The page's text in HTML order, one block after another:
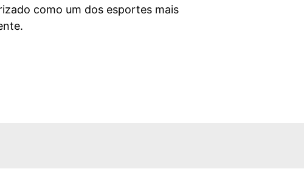
como um dos esportes mais